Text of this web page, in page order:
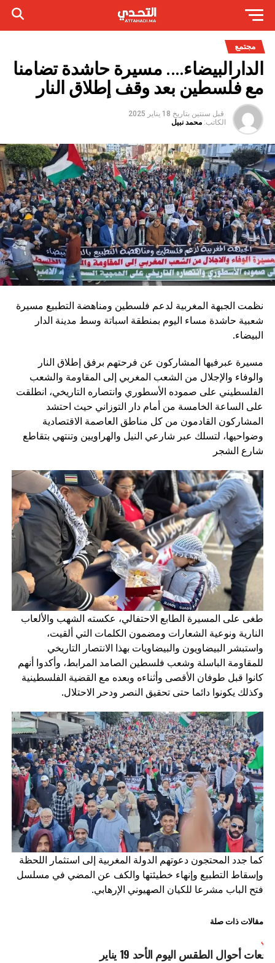
مجتمع
الدارالبيضاء…. مسيرة حاشدة تضامنا
مع فلسطين بعد وقف إطلاق النار
قبل سنتين بتاريخ 18 يناير 2025
الكاتب: محمد نبيل
نظمت الجبهة المغربية لدعم فلسطين ومناهضة التطبيع مسيرة
شعبية حاشدة مساء اليوم بمنطقة اسباتة وسط مدينة الدار
البيضاء.
مسيرة عبرفيها المشاركون عن فرحتهم برفق إطلاق النار
والوفاء والإجلال من الشعب المغربي إلى المقاومة والشعب
الفلسطيني على صموده الأسطوري وانتصاره التاريخي، انطلقت
على الساعة الخامسة من أمام دار التوزاني حيث احتشد
المشاركون القادمون من كل مناطق العاصمة الاقتصادية
وضواحيها، لتسلك عبر شارعي النيل والهراويين وتنتهي بتقاطع
شارع الشجر
طغى على المسيرة الطابع الاحتفالي، عكسته الشهب والألعاب
النارية ونوعية الشعارات ومضمون الكلمات التي ألقيت،
واستبشر البيضاويون والبيضاويات بهذا الانتصار التاريخي
للمقاومة الباسلة وشعب فلسطين الصامد المرابط، وأكدوا أنهم
كانوا قبل طوفان الأقصى وأثناءه وبعده مع القضية الفلسطينية
وكذلك يكونوا دائما حتى تحقيق النصر ودحر الاحتلال.
كما جدد المحتجون دعوتهم الدولة المغربية إلى استثمار اللحظة
وإسقاط التطبيع وإنهاء خطيئتها والكف عن المضي في مسلسل
فتح الباب مشرعا للكيان الصهيوني الإرهابي.
مقالات ذات صلة
أحوال الطقس اليوم الأحد 19 يناير